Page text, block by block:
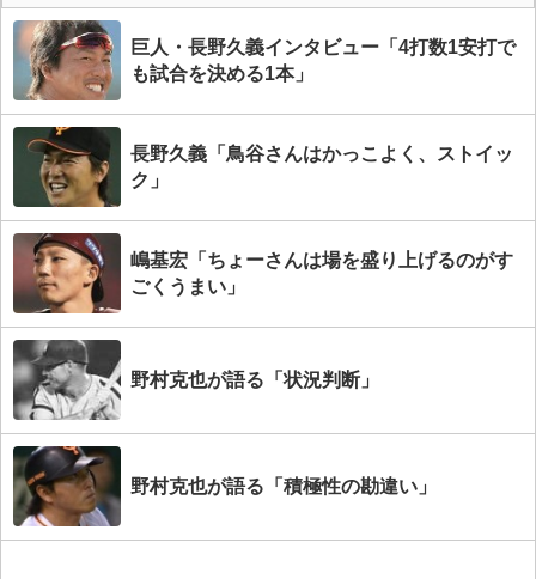
巨人・長野久義インタビュー「4打数1安打で
も試合を決める1本」
長野久義「鳥谷さんはかっこよく、ストイッ
ク」
嶋基宏「ちょーさんは場を盛り上げるのがす
ごくうまい」
野村克也が語る「状況判断」
野村克也が語る「積極性の勘違い」